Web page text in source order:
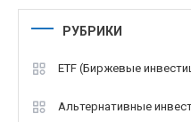
РУБРИКИ
ETF (Биржевые
Альтернативные